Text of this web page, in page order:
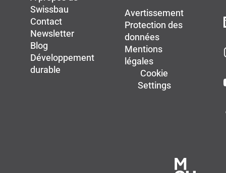
Swissbau
Contact
Newsletter
Blog
Développement
durable
Avertissement
Protection des
données
Mentions
légales
Cookie
Settings